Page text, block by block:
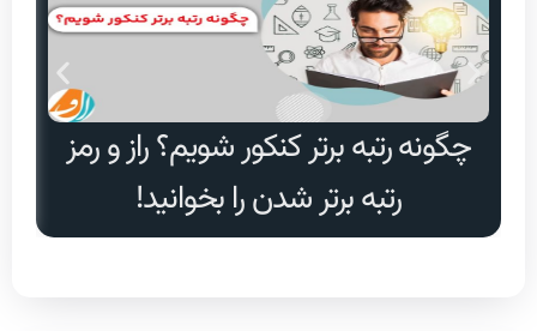
چگونه رتبه برتر کنکور شویم؟ راز و رمز
رتبه برتر شدن را بخوانید!